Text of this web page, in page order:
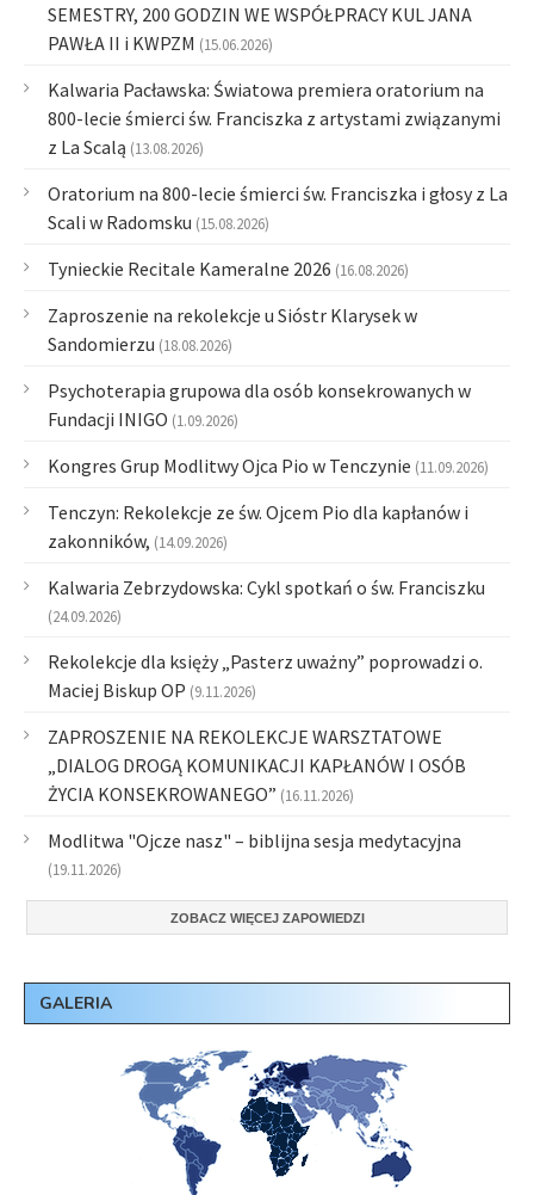
SEMESTRY, 200 GODZIN WE WSPÓŁPRACY KUL JANA
PAWŁA II i KWPZM (15.06.2026)
Kalwaria Pacławska: Światowa premiera oratorium na
800-lecie śmierci św. Franciszka z artystami związanymi
z La Scalą (13.08.2026)
Oratorium na 800-lecie śmierci św. Franciszka i głosy z La
Scali w Radomsku (15.08.2026)
Tynieckie Recitale Kameralne 2026 (16.08.2026)
Zaproszenie na rekolekcje u Sióstr Klarysek w
Sandomierzu (18.08.2026)
Psychoterapia grupowa dla osób konsekrowanych w
Fundacji INIGO (1.09.2026)
Kongres Grup Modlitwy Ojca Pio w Tenczynie (11.09.2026)
Tenczyn: Rekolekcje ze św. Ojcem Pio dla kapłanów i
zakonników, (14.09.2026)
Kalwaria Zebrzydowska: Cykl spotkań o św. Franciszku
(24.09.2026)
Rekolekcje dla księży „Pasterz uważny” poprowadzi o.
Maciej Biskup OP (9.11.2026)
ZAPROSZENIE NA REKOLEKCJE WARSZTATOWE
„DIALOG DROGĄ KOMUNIKACJI KAPŁANÓW I OSÓB
ŻYCIA KONSEKROWANEGO” (16.11.2026)
Modlitwa "Ojcze nasz" – biblijna sesja medytacyjna
(19.11.2026)
ZOBACZ WIĘCEJ ZAPOWIEDZI
GALERIA